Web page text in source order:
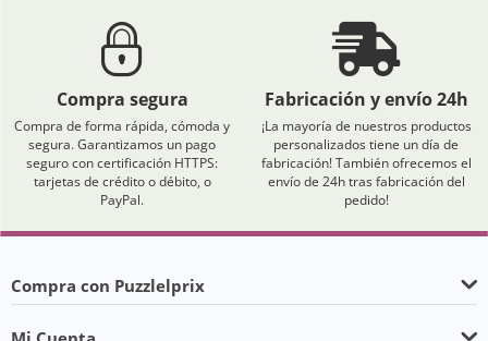
Compra segura
Compra de forma rápida, cómoda y
segura. Garantizamos un pago
seguro con certificación HTTPS:
tarjetas de crédito o débito, o
PayPal.
Fabricación y envío 24h
¡La mayoría de nuestros productos
personalizados tiene un día de
fabricación! También ofrecemos el
envío de 24h tras fabricación del
pedido!
Compra con Puzzlelprix